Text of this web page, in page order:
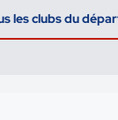
les clubs du